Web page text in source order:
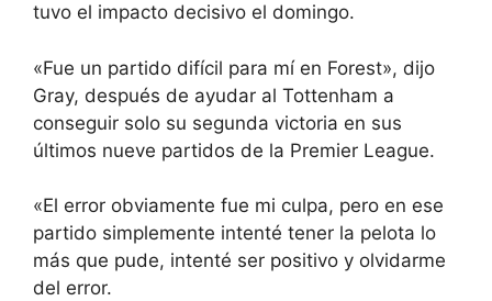
tuvo el impacto decisivo el domingo.
«Fue un partido difícil para mí en Forest», dijo
Gray, después de ayudar al Tottenham a
conseguir solo su segunda victoria en sus
últimos nueve partidos de la Premier League.
«El error obviamente fue mi culpa, pero en ese
partido simplemente intenté tener la pelota lo
más que pude, intenté ser positivo y olvidarme
del error.